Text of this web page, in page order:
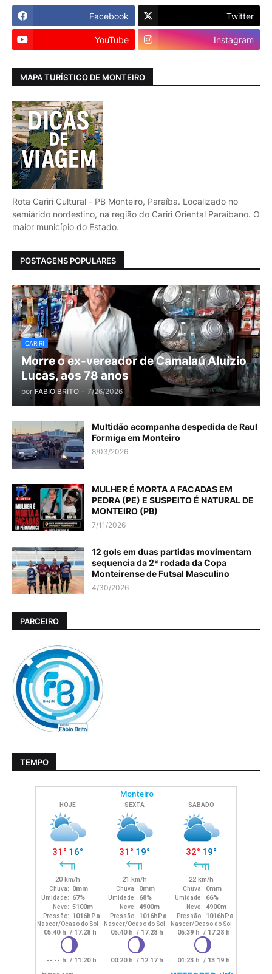
Facebook Twitter
YouTube Instagram
MAPA TURÍSTICO DE MONTEIRO
Rota Cariri Cultural - PB Monteiro, Paraíba. Localizado no
semiárido nordestino, na região do Cariri Oriental Paraibano. O
maior município do Estado.
POSTAGENS POPULARES
CARIRI
Morre o ex-vereador de Camalaú Aluízio
Lucas, aos 78 anos
por FABIO BRITO - 7/26/2026
Multidão acompanha despedida de Raul
Formiga em Monteiro
8/03/2026
MULHER É MORTA A FACADAS EM
PEDRA (PE) E SUSPEITO É NATURAL DE
MONTEIRO (PB)
7/11/2026
12 gols em duas partidas movimentam
sequencia da 2ª rodada da Copa
Monteirense de Futsal Masculino
4/30/2026
PARCEIRO
TEMPO